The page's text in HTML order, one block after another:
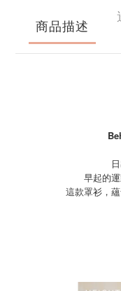
商品描述
早起的
這款罩衫，